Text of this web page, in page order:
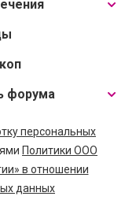
форума
персональных
Политики ООО
в отношении
данных